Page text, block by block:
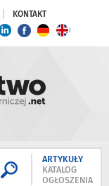
KONTAKT
ARTYKUŁY
KATALOG
OGŁOSZENIA